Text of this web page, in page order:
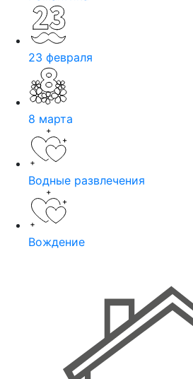
23 февраля
8 марта
Водные развлечения
Вождение